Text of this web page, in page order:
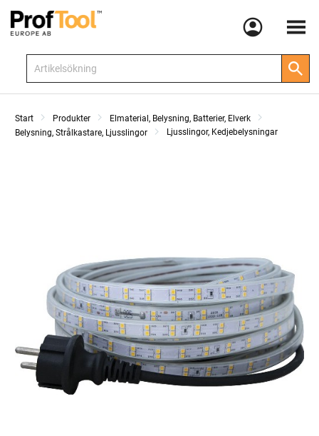
Meny
Start Produkter
Elmaterial, Belysning, Batterier, Elverk
Belysning, Strålkastare, Ljusslingor
Ljusslingor, Kedjebelysningar